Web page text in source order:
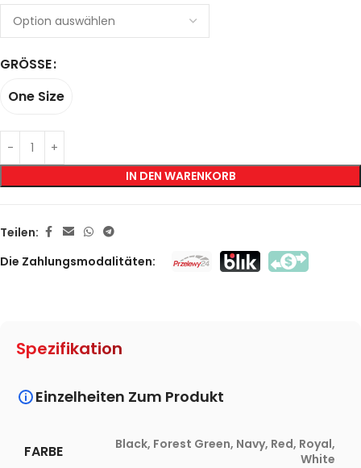
GRÖSSE
One Size
IN DEN WARENKORB
Teilen:
Die Zahlungsmodalitäten:
Spezifikation
Einzelheiten Zum Produkt
FARBE Black, Forest Green, Navy, Red, Royal,
White